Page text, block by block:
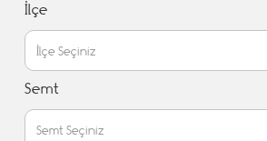
İlçe
Semt